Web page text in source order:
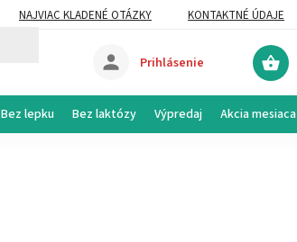
NAJVIAC KLADENÉ OTÁZKY
KONTAKTNÉ ÚDAJE
Prihlásenie
Bez lepku Bez laktózy Výpredaj Akcia mesiaca